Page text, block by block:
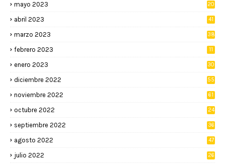
mayo 2023 20
abril 2023 41
marzo 2023 38
febrero 2023 11
enero 2023 30
diciembre 2022 55
noviembre 2022 61
octubre 2022 24
septiembre 2022 36
agosto 2022 47
julio 2022 26